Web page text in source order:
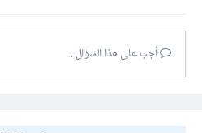
أجب على هذا السؤال...